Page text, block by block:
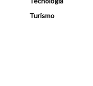
Turismo